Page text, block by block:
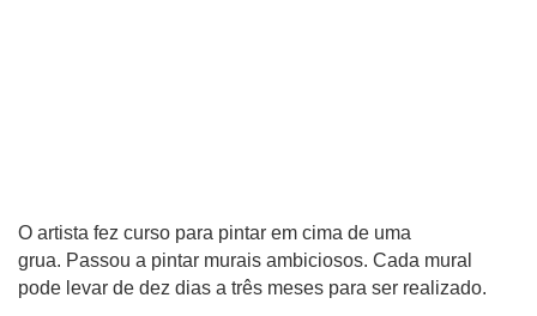
O artista fez curso para pintar em cima de uma
grua. Passou a pintar murais ambiciosos. Cada mural
pode levar de dez dias a três meses para ser realizado.